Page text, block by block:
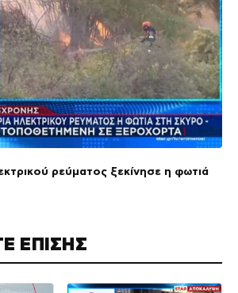
ρεύματος ξεκίνησε η φωτιά
ΕΠΙΣΗΣ